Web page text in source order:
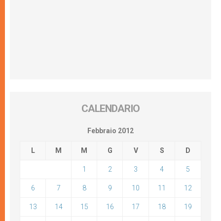
CALENDARIO
Febbraio 2012
L M M G V S D
1 2 3 4 5
6 7 8 9 10 11 12
13 14 15 16 17 18 19